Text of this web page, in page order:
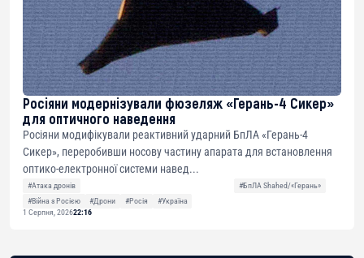
Росіяни модернізували фюзеляж «Герань-4 Сикер»
для оптичного наведення
Росіяни модифікували реактивний ударний БпЛА «Герань-4
Сикер», переробивши носову частину апарата для встановлення
оптико-електронної системи навед...
#Атака дронів
#БпЛА Shahed/«Герань»
#Війна з Росією
#Дрони #Росія
#Україна
1 Серпня, 202622:16